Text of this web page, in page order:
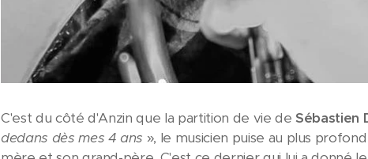
C'est du côté d'Anzin que la partition de vie de Sébastien
dedans dès mes 4 ans », le musicien puise au plus